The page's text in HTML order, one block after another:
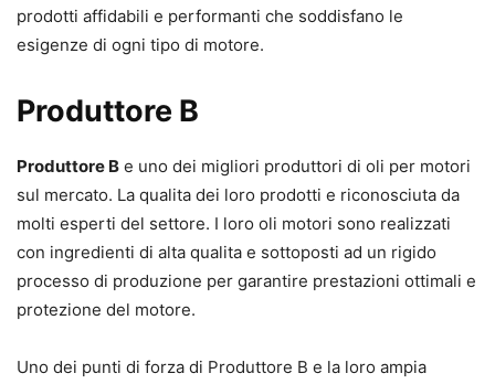
prodotti affidabili e performanti che soddisfano le
esigenze di ogni tipo di motore.
Produttore B
Produttore B e uno dei migliori produttori di oli per motori
sul mercato. La qualita dei loro prodotti e riconosciuta da
molti esperti del settore. I loro oli motori sono realizzati
con ingredienti di alta qualita e sottoposti ad un rigido
processo di produzione per garantire prestazioni ottimali e
protezione del motore.
Uno dei punti di forza di Produttore B e la loro ampia